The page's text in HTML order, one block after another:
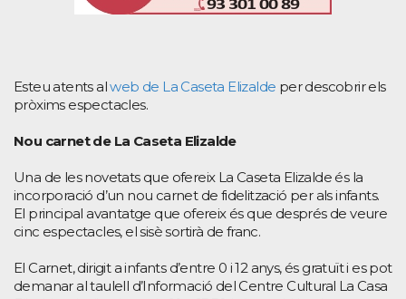
Esteu atents alweb de La Caseta Elizalde per descobrir els
pròxims espectacles.
Nou carnet de La Caseta Elizalde
Una de les novetats que ofereix La Caseta Elizalde és la
incorporació d’un nou carnet de fidelització per als infants.
El principal avantatge que ofereix és que després de veure
cinc espectacles, el sisè sortirà de franc.
El Carnet, dirigit a infants d’entre 0 i 12 anys, és gratuït i es pot
demanar al taulell d’Informació del Centre Cultural La Casa